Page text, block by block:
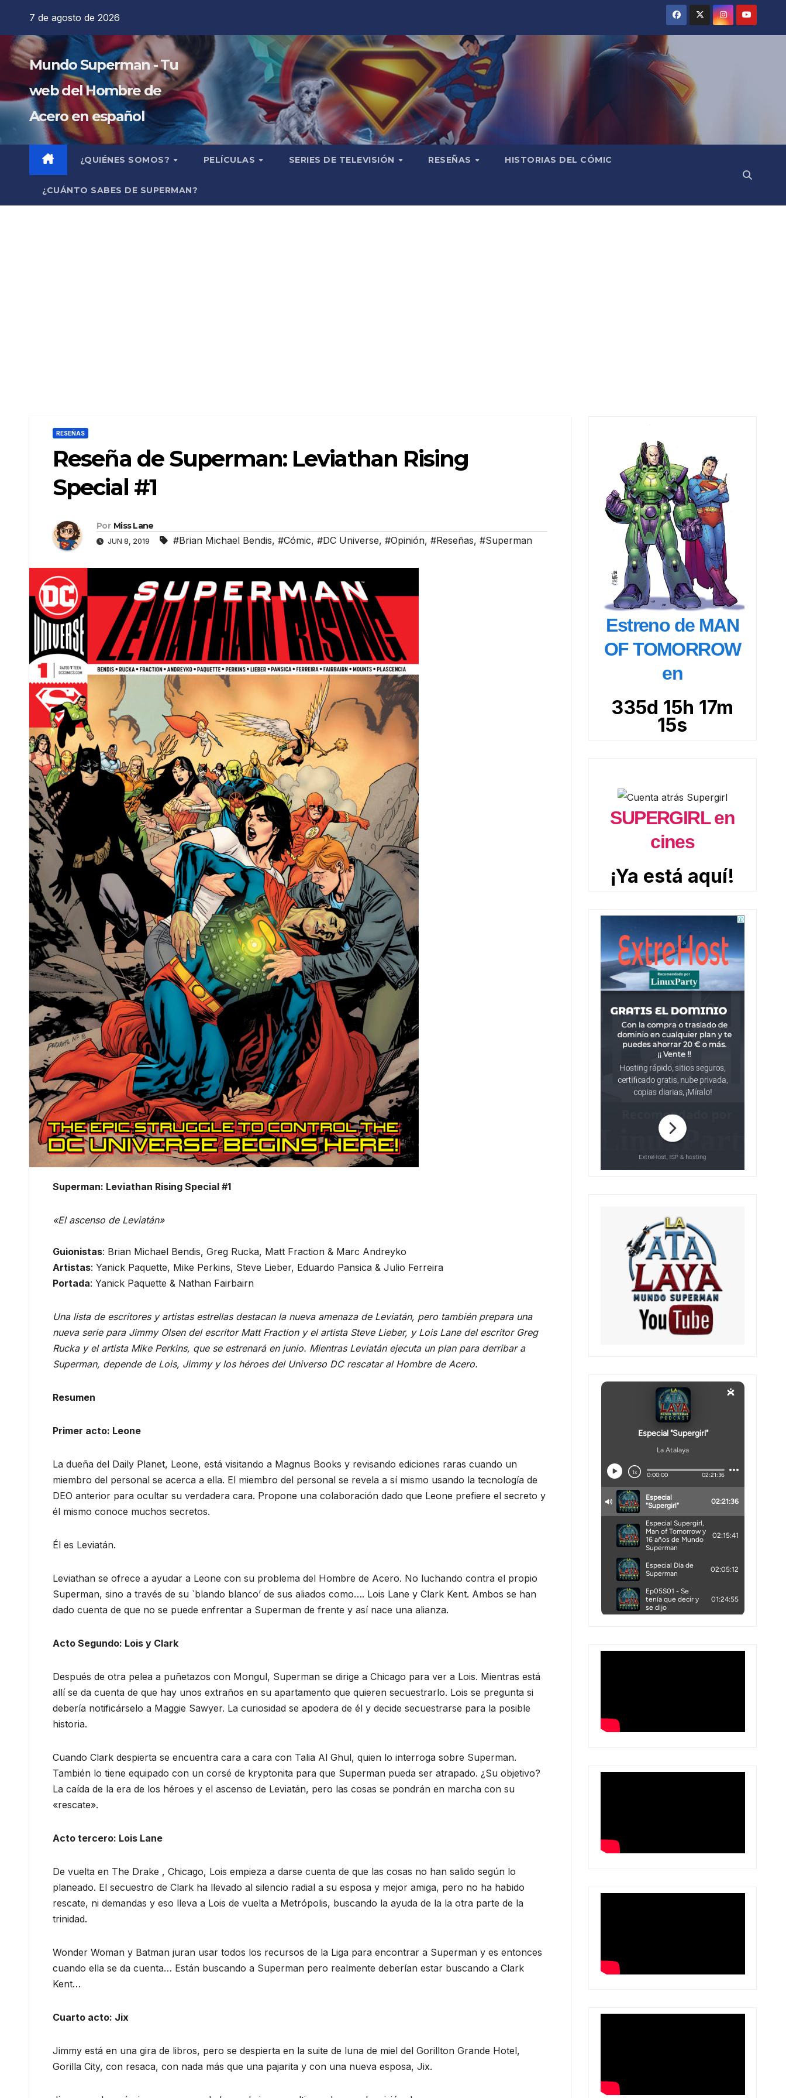
contenido
7 de agosto de 2026
Mundo Superman - Tu
web del Hombre de
Acero en español
¿QUIÉNES SOMOS? PELÍCULAS SERIES DE TELEVISIÓN RESEÑAS HISTORIAS DEL CÓMIC
¿CUÁNTO SABES DE SUPERMAN?
RESEÑAS
Reseña de Superman: Leviathan Rising
Special #1
Por Miss Lane
JUN 8, 2019 #Brian Michael Bendis, #Cómic, #DC Universe, #Opinión, #Reseñas, #Superman
Superman: Leviathan Rising Special #1
«El ascenso de Leviatán»
Guionistas: Brian Michael Bendis, Greg Rucka, Matt Fraction & Marc Andreyko
Artistas: Yanick Paquette, Mike Perkins, Steve Lieber, Eduardo Pansica & Julio Ferreira
Portada: Yanick Paquette & Nathan Fairbairn
Una lista de escritores y artistas estrellas destacan la nueva amenaza de Leviatán, pero también prepara una
nueva serie para Jimmy Olsen del escritor Matt Fraction y el artista Steve Lieber, y Lois Lane del escritor Greg
Rucka y el artista Mike Perkins, que se estrenará en junio. Mientras Leviatán ejecuta un plan para derribar a
Superman, depende de Lois, Jimmy y los héroes del Universo DC rescatar al Hombre de Acero.
Resumen
Primer acto: Leone
La dueña del Daily Planet, Leone, está visitando a Magnus Books y revisando ediciones raras cuando un
miembro del personal se acerca a ella. El miembro del personal se revela a sí mismo usando la tecnología de
DEO anterior para ocultar su verdadera cara. Propone una colaboración dado que Leone prefiere el secreto y
él mismo conoce muchos secretos.
Él es Leviatán.
Leviathan se ofrece a ayudar a Leone con su problema del Hombre de Acero. No luchando contra el propio
Superman, sino a través de su `blando blanco’ de sus aliados como…. Lois Lane y Clark Kent. Ambos se han
dado cuenta de que no se puede enfrentar a Superman de frente y así nace una alianza.
Acto Segundo: Lois y Clark
Después de otra pelea a puñetazos con Mongul, Superman se dirige a Chicago para ver a Lois. Mientras está
allí se da cuenta de que hay unos extraños en su apartamento que quieren secuestrarlo. Lois se pregunta si
debería notificárselo a Maggie Sawyer. La curiosidad se apodera de él y decide secuestrarse para la posible
historia.
Cuando Clark despierta se encuentra cara a cara con Talia Al Ghul, quien lo interroga sobre Superman.
También lo tiene equipado con un corsé de kryptonita para que Superman pueda ser atrapado. ¿Su objetivo?
La caída de la era de los héroes y el ascenso de Leviatán, pero las cosas se pondrán en marcha con su
«rescate».
Acto tercero: Lois Lane
De vuelta en The Drake , Chicago, Lois empieza a darse cuenta de que las cosas no han salido según lo
planeado. El secuestro de Clark ha llevado al silencio radial a su esposa y mejor amiga, pero no ha habido
rescate, ni demandas y eso lleva a Lois de vuelta a Metrópolis, buscando la ayuda de la la otra parte de la
trinidad.
Wonder Woman y Batman juran usar todos los recursos de la Liga para encontrar a Superman y es entonces
cuando ella se da cuenta… Están buscando a Superman pero realmente deberían estar buscando a Clark
Kent…
Cuarto acto: Jix
Jimmy está en una gira de libros, pero se despierta en la suite de luna de miel del Gorillton Grande Hotel,
Gorilla City, con resaca, con nada más que una pajarita y con una nueva esposa, Jix.
Estreno de MAN
OF TOMORROW
en
335d 15h 17m
14s
SUPERGIRL en
cines
¡Ya está aquí!